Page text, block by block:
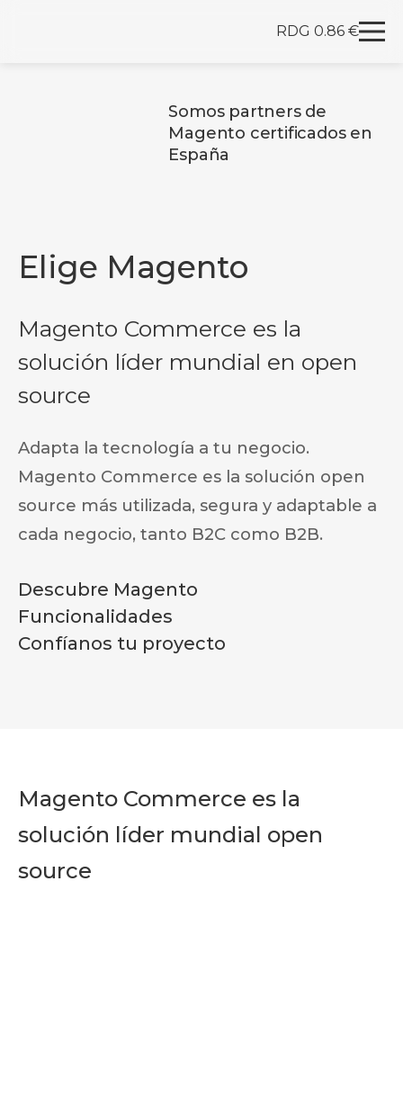
Skip to content
Redegal. Agencia de Marketing digital y desarrollo
RDG 0.86 €
Elige Magento
Magento Commerce es la
solución líder mundial en open
source
Adapta la tecnología a tu negocio.
Magento Commerce es la solución open
source más utilizada, segura y adaptable a
cada negocio, tanto B2C como B2B.
Descubre Magento
Funcionalidades
Confíanos tu proyecto
Somos partners de
Magento certificados en
España
Magento Commerce es la
solución líder mundial open
source